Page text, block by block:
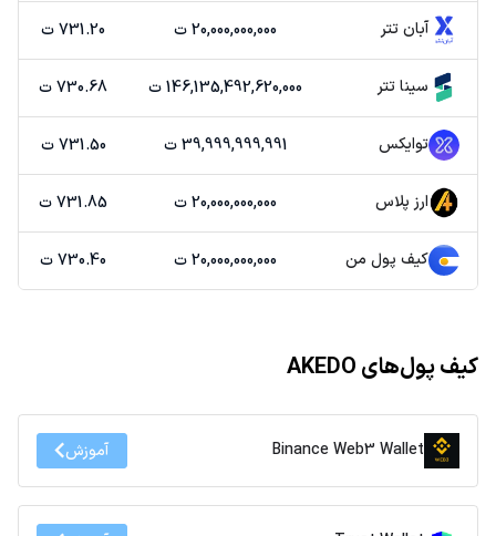
آبان تتر 20,000,000,000 ت 731.20 ت
سینا تتر 146,135,492,620,000 ت 730.68 ت
توایکس 39,999,999,991 ت 731.50 ت
ارز پلاس 20,000,000,000 ت 731.85 ت
کیف پول من 20,000,000,000 ت 730.40 ت
کیف پول‌های AKEDO
Binance Web3 Wallet آموزش